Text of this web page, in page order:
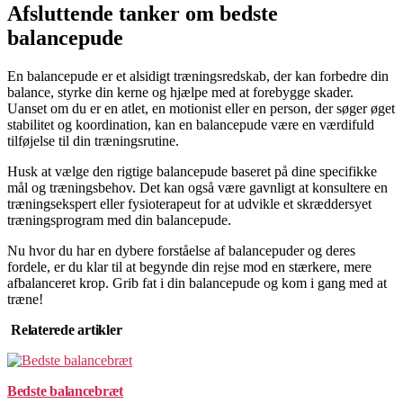
Afsluttende tanker om bedste
balancepude
En balancepude er et alsidigt træningsredskab, der kan forbedre din
balance, styrke din kerne og hjælpe med at forebygge skader.
Uanset om du er en atlet, en motionist eller en person, der søger øget
stabilitet og koordination, kan en balancepude være en værdifuld
tilføjelse til din træningsrutine.
Husk at vælge den rigtige balancepude baseret på dine specifikke
mål og træningsbehov. Det kan også være gavnligt at konsultere en
træningsekspert eller fysioterapeut for at udvikle et skræddersyet
træningsprogram med din balancepude.
Nu hvor du har en dybere forståelse af balancepuder og deres
fordele, er du klar til at begynde din rejse mod en stærkere, mere
afbalanceret krop. Grib fat i din balancepude og kom i gang med at
træne!
Relaterede artikler
Bedste balancebræt